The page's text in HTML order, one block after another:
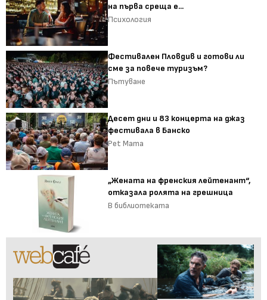
на първа среща е...
Психология
Фестивален Пловдив и готови ли
сме за повече туризъм?
Пътуване
Десет дни и 83 концерта на джаз
фестивала в Банско
Pet Mama
„Жената на френския лейтенант“,
отказала ролята на грешница
В библиотеката